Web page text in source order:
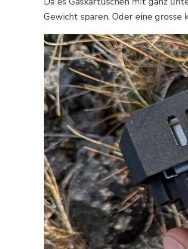
Gewicht sparen. Oder eine